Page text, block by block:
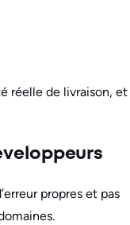
réelle de livraison, et
propres et pas